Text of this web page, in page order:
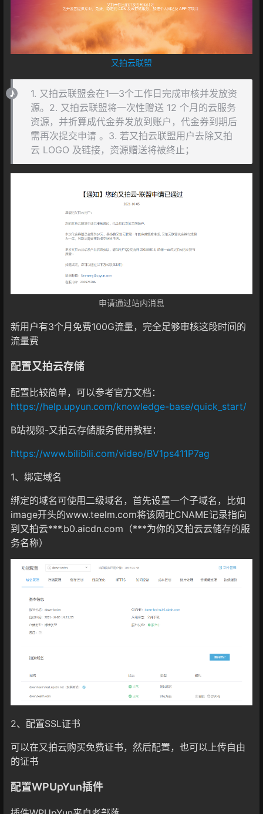
又拍云联盟
1. 又拍云联盟会在1—3个工作日完成审核并发放资
源。2. 又拍云联盟将一次性赠送 12 个月的云服务
资源，并折算成代金券发放到账户，代金券到期后
需再次提交申请 。3. 若又拍云联盟用户去除又拍
云 LOGO 及链接，资源赠送将被终止；
申请通过站内消息
新用户有3个月免费100G流量，完全足够审核这段时间的
流量费
配置又拍云存储
配置比较简单，可以参考官方文档：
https://help.upyun.com/knowledge-base/quick_start/
B站视频-又拍云存储服务使用教程：
https://www.bilibili.com/video/BV1ps411P7ag
1、绑定域名
绑定的域名可使用二级域名，首先设置一个子域名，比如
image开头的www.teelm.com将该网址CNAME记录指向
到又拍云***.b0.aicdn.com（***为你的又拍云云储存的服
务名称）
2、配置SSL证书
可以在又拍云购买免费证书，然后配置，也可以上传自由
的证书
配置WPUpYun插件